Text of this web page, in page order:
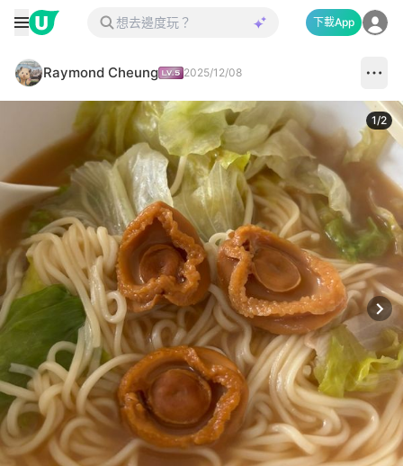
下載App
Raymond Cheung 2025/12/08
1/2